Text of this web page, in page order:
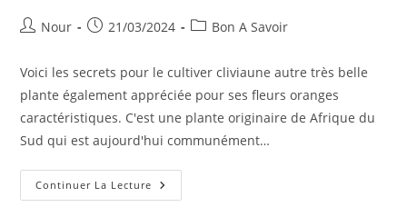
Auteur/autrice
la
publication :
Nour
Publication
21/03/2024
PostBon A Savoir
Voici les secrets pour le cultiver cliviaune autre très belle
plante également appréciée pour ses fleurs oranges
caractéristiques. C'est une plante originaire de Afrique du
Sud qui est aujourd'hui communément…
Continuer La Lecture Culture
De